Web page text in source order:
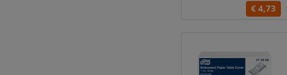
€ 4,73